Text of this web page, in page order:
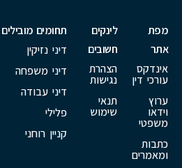
מפת
אתר
אינדקס
עורכי דין
ערוץ
וידאו
משפטי
כתבות
ומאמרים
לינקים
חשובים
הצהרת
נגישות
תנאי
שימוש
תחומים מובילים
דיני נזיקין
דיני משפחה
דיני עבודה
פלילי
קניין רוחני